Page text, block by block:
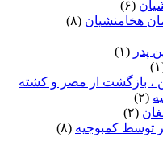
(۶)
هخامنشیان (۸)
پدر (۱)
، بازگشت از مصر و کشته
(۲)
(۲)
کمبوجیه (۸)